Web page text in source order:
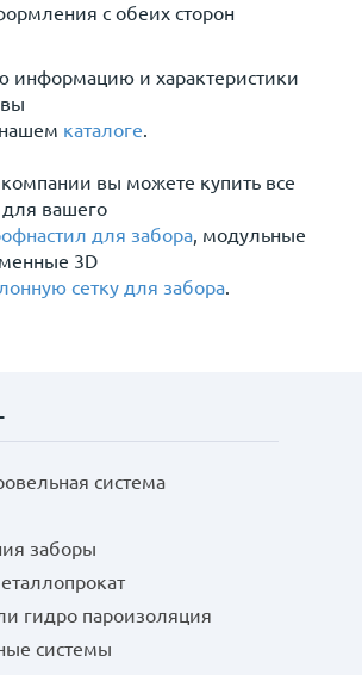
с обеих сторон
информацию и характеристики
каталоге.
вы можете купить все
вашего
для забора, модульные
3D
сетку для забора.
система
заборы
гидро пароизоляция
системы